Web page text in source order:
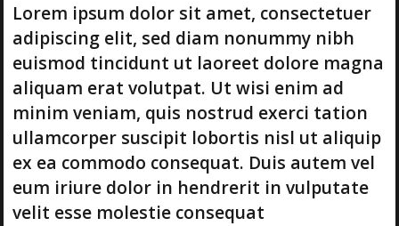
e
n
d
i
n
L
o
n
d
o
n
Lorem ipsum dolor sit amet, consectetuer
adipiscing elit, sed diam nonummy nibh
euismod tincidunt ut laoreet dolore magna
aliquam erat volutpat. Ut wisi enim ad
minim veniam, quis nostrud exerci tation
ullamcorper suscipit lobortis nisl ut aliquip
ex ea commodo consequat. Duis autem vel
eum iriure dolor in hendrerit in vulputate
velit esse molestie consequat